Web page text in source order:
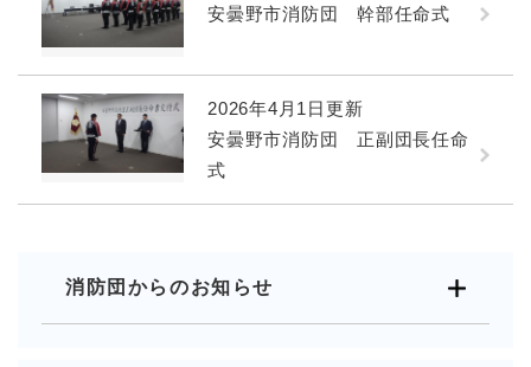
安曇野市消防団 幹部任命式
2026年4月1日更新
安曇野市消防団 正副団長任命
式
消防団からのお知らせ